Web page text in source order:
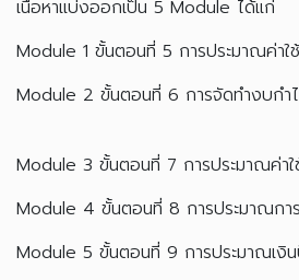
เนื้อหาแบ่งออกเป็น 5 Module ได้แก่
Module 1 ขั้นตอนที่ 5 การประมาณค่าใช้
Module 2 ขั้นตอนที่ 6 การจัดทำงบกำไ
Module 3 ขั้นตอนที่ 7 การประมาณค่าใ
Module 4 ขั้นตอนที่ 8 การประมาณกา
Module 5 ขั้นตอนที่ 9 การประมาณเงิ